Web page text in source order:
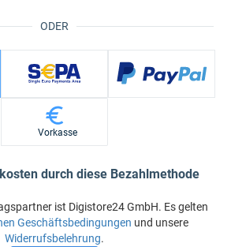
ODER
Vorkasse
durch diese Bezahlmethode
ist Digistore24 GmbH. Es gelten
Geschäftsbedingungen und unsere
Widerrufsbelehrung.